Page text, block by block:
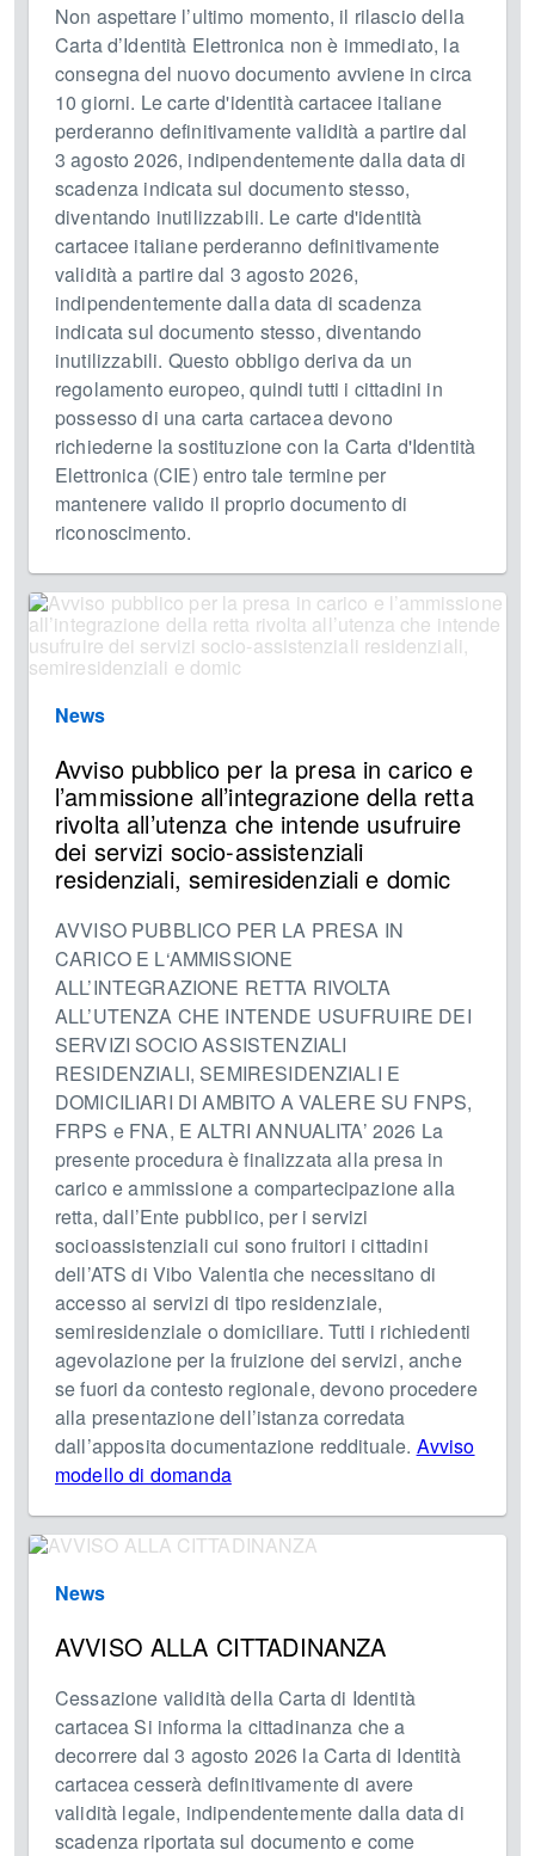
Non aspettare l’ultimo momento, il rilascio della
Carta d’Identità Elettronica non è immediato, la
consegna del nuovo documento avviene in circa
10 giorni. Le carte d'identità cartacee italiane
perderanno definitivamente validità a partire dal
3 agosto 2026, indipendentemente dalla data di
scadenza indicata sul documento stesso,
diventando inutilizzabili. Le carte d'identità
cartacee italiane perderanno definitivamente
validità a partire dal 3 agosto 2026,
indipendentemente dalla data di scadenza
indicata sul documento stesso, diventando
inutilizzabili. Questo obbligo deriva da un
regolamento europeo, quindi tutti i cittadini in
possesso di una carta cartacea devono
richiederne la sostituzione con la Carta d'Identità
Elettronica (CIE) entro tale termine per
mantenere valido il proprio documento di
riconoscimento.
News
Avviso pubblico per la presa in carico e
l’ammissione all’integrazione della retta
rivolta all’utenza che intende usufruire
dei servizi socio-assistenziali
residenziali, semiresidenziali e domic
AVVISO PUBBLICO PER LA PRESA IN
CARICO E L‘AMMISSIONE
ALL’INTEGRAZIONE RETTA RIVOLTA
ALL’UTENZA CHE INTENDE USUFRUIRE DEI
SERVIZI SOCIO ASSISTENZIALI
RESIDENZIALI, SEMIRESIDENZIALI E
DOMICILIARI DI AMBITO A VALERE SU FNPS,
FRPS e FNA, E ALTRI ANNUALITA’ 2026 La
presente procedura è finalizzata alla presa in
carico e ammissione a compartecipazione alla
retta, dall’Ente pubblico, per i servizi
socioassistenziali cui sono fruitori i cittadini
dell’ATS di Vibo Valentia che necessitano di
accesso ai servizi di tipo residenziale,
semiresidenziale o domiciliare. Tutti i richiedenti
agevolazione per la fruizione dei servizi, anche
se fuori da contesto regionale, devono procedere
alla presentazione dell’istanza corredata
dall’apposita documentazione reddituale. Avviso
modello di domanda
News
AVVISO ALLA CITTADINANZA
Cessazione validità della Carta di Identità
cartacea Si informa la cittadinanza che a
decorrere dal 3 agosto 2026 la Carta di Identità
cartacea cesserà definitivamente di avere
validità legale, indipendentemente dalla data di
scadenza riportata sul documento e come